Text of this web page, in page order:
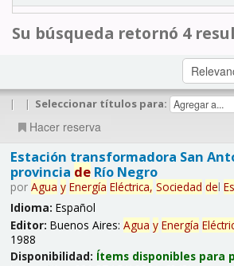
Su búsqueda retornó 4
| | Seleccionar títulos para:
Hacer reserva
Estación transformadora San
provincia deRío Negro
por Agua y Energía Eléctrica, Sociedad del
Idioma: Español
Editor: Buenos Aires: Agua y Energía
1988
Disponibilidad: Ítems disponibles para